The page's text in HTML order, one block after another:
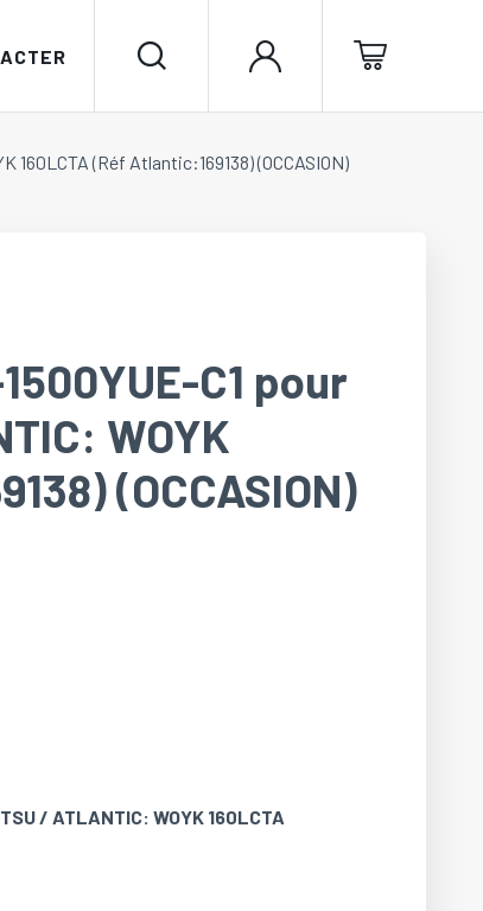
(Réf Atlantic:169138) (OCCASION)
C1 pour
WOYK
(OCCASION)
/ ATLANTIC: WOYK 160LCTA